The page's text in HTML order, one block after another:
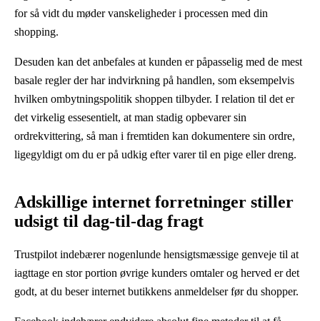
for så vidt du møder vanskeligheder i processen med din
shopping.
Desuden kan det anbefales at kunden er påpasselig med de mest
basale regler der har indvirkning på handlen, som eksempelvis
hvilken ombytningspolitik shoppen tilbyder. I relation til det er
det virkelig essesentielt, at man stadig opbevarer sin
ordrekvittering, så man i fremtiden kan dokumentere sin ordre,
ligegyldigt om du er på udkig efter varer til en pige eller dreng.
Adskillige internet forretninger stiller
udsigt til dag-til-dag fragt
Trustpilot indebærer nogenlunde hensigtsmæssige genveje til at
iagttage en stor portion øvrige kunders omtaler og herved er det
godt, at du beser internet butikkens anmeldelser før du shopper.